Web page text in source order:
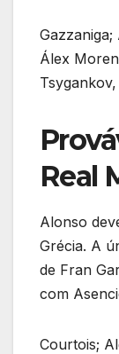
Álex
Real
Alonso
Grécia. A
de Fran
com
Courtois;